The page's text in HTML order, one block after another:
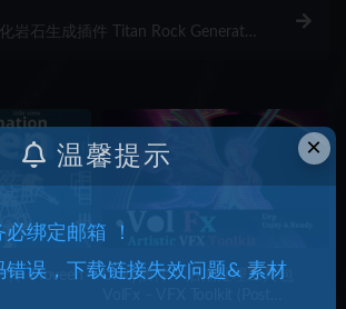
岩石生成插件 Titan Rock Generator
库 Moveen
Unity插件 – 后期处理工具包
×
温馨提示
绑定邮箱 ！
错误，下载链接失效问题& 素材